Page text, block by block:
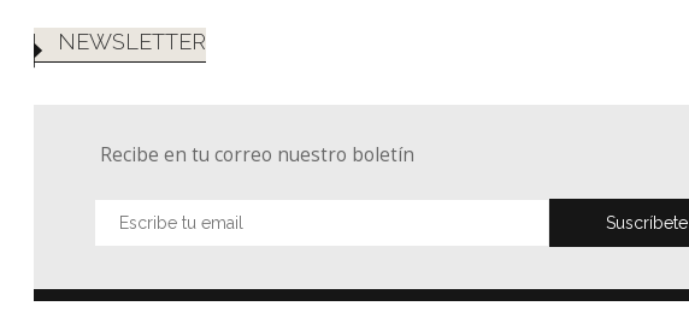
NEWSLETTER
Recibe en tu correo nuestro boletín